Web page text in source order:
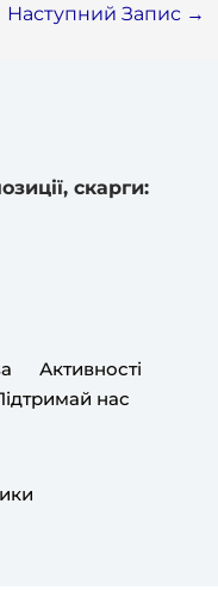
Наступний Запис →
скарги:
Активності
нас